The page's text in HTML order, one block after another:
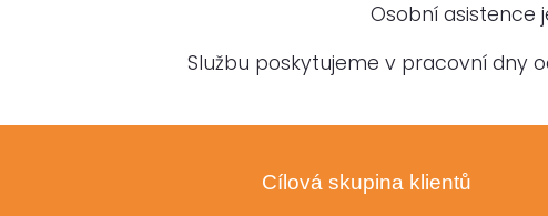
Osobní asistence
Službu poskytujeme v pracovní dny
Cílová skupina klientů